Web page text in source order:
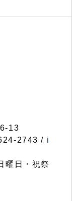
13
2743 / i
曜日・祝祭